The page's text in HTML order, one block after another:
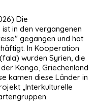
Die
in den vergangenen
gegangen und hat
In Kooperation
wurden Syrien, die
der Kongo, Griechenland
kamen diese Länder in
„Interkulturelle